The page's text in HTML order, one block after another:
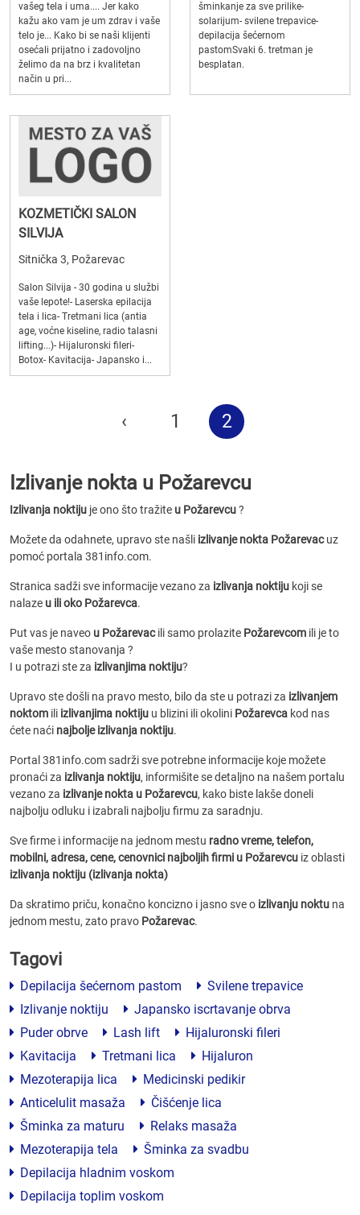
vašeg tela i uma.... Jer kako
kažu ako vam je um zdrav i vaše
telo je... Kako bi se naši klijenti
osećali prijatno i zadovoljno
želimo da na brz i kvalitetan
način u pri...
šminkanje za sve prilike-
solarijum- svilene trepavice-
depilacija šećernom
pastomSvaki 6. tretman je
besplatan.
KOZMETIČKI SALON
SILVIJA
Sitnička 3, Požarevac
Salon Silvija - 30 godina u službi
vaše lepote!- Laserska epilacija
tela i lica- Tretmani lica (antia
age, voćne kiseline, radio talasni
lifting...)- Hijaluronski fileri-
Botox- Kavitacija- Japansko i...
‹ 1 2
Izlivanje nokta u Požarevcu
Izlivanja noktiju je ono što tražite u Požarevcu?
Možete da odahnete, upravo ste našli izlivanje nokta Požarevacuz
pomoć portala 381info.com.
Stranica sadži sve informacije vezano za izlivanja noktiju koji se
nalaze u ili oko Požarevca.
Put vas je naveo u Požarevacili samo prolazite Požarevcom ili je to
vaše mesto stanovanja ?
I u potrazi ste za izlivanjima noktiju?
Upravo ste došli na pravo mesto, bilo da ste u potrazi za izlivanjem
noktom ili izlivanjima noktiju u blizini ili okolini Požarevca kod nas
ćete naći najbolje izlivanja noktiju.
Portal 381info.com sadrži sve potrebne informacije koje možete
pronaći za izlivanja noktiju, informišite se detaljno na našem portalu
vezano za izlivanje nokta u Požarevcu, kako biste lakše doneli
najbolju odluku i izabrali najbolju firmu za saradnju.
Sve firme i informacije na jednom mestu radno vreme, telefon,
mobilni, adresa, cene, cenovnici najboljih firmi u Požarevcu iz oblasti
izlivanja noktiju (izlivanja nokta)
Da skratimo priču, konačno koncizno i jasno sve o izlivanju noktu na
jednom mestu, zato pravo Požarevac.
Tagovi
Depilacija šećernom pastom
Svilene trepavice
Izlivanje noktiju
Japansko iscrtavanje obrva
Puder obrve
Lash lift
Hijaluronski fileri
Kavitacija
Tretmani lica
Hijaluron
Mezoterapija lica
Medicinski pedikir
Anticelulit masaža
Čišćenje lica
Šminka za maturu
Relaks masaža
Mezoterapija tela
Šminka za svadbu
Depilacija hladnim voskom
Depilacija toplim voskom